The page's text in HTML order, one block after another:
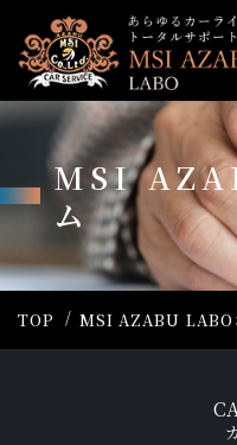
MSI
ム
TOP MSI AZABU LABO